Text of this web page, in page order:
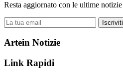
Resta aggiornato con le ultime notizie
Iscriviti
Artein Notizie
Link Rapidi